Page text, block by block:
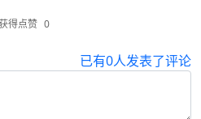
得点赞 0
已有0人发表了评论